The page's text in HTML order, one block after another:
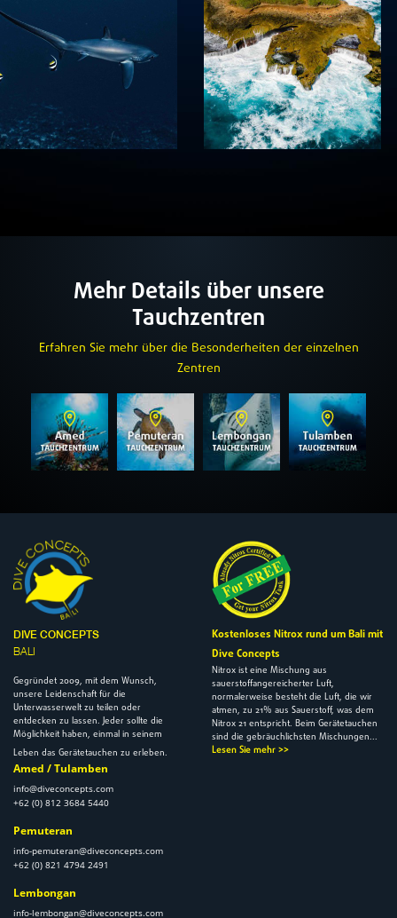
Mehr Details über unsere
Tauchzentren
Erfahren Sie mehr über die Besonderheiten der einzelnen
Zentren
DIVE CONCEPTS
BALI
Gegründet 2009, mit dem Wunsch,
unsere Leidenschaft für die
Unterwasserwelt zu teilen oder
entdecken zu lassen. Jeder sollte die
Möglichkeit haben, einmal in seinem
Leben das Gerätetauchen zu erleben.
Amed / Tulamben
info@diveconcepts.com
+62 (0) 812 3684 5440
Kostenloses Nitrox rund um Bali mit
Dive Concepts
Nitrox ist eine Mischung aus
sauerstoffangereicherter Luft,
normalerweise besteht die Luft, die wir
atmen, zu 21% aus Sauerstoff, was dem
Nitrox 21 entspricht. Beim Gerätetauchen
sind die gebräuchlichsten Mischungen...
Lesen Sie mehr >>
Pemuteran
info-pemuteran@diveconcepts.com
+62 (0) 821 4794 2491
Lembongan
info-lembongan@diveconcepts.com